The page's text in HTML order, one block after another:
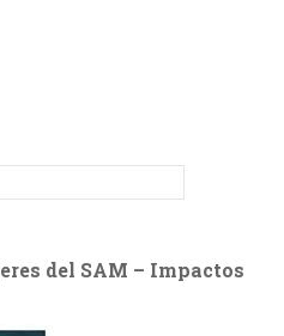
del SAM – Impactos